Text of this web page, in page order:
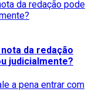
da redação
judicialmente?